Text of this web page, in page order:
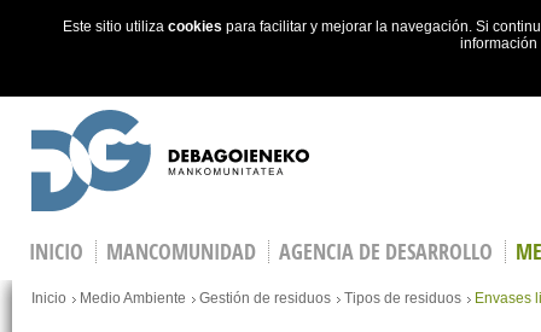
Este sitio utiliza cookies para facilitar y mejorar la navegación. Si
INICIO MANCOMUNIDAD AGENCIA DE DESARROLLO
You are here
Inicio Medio Ambiente Gestión de residuos Tipos de residuos Envases